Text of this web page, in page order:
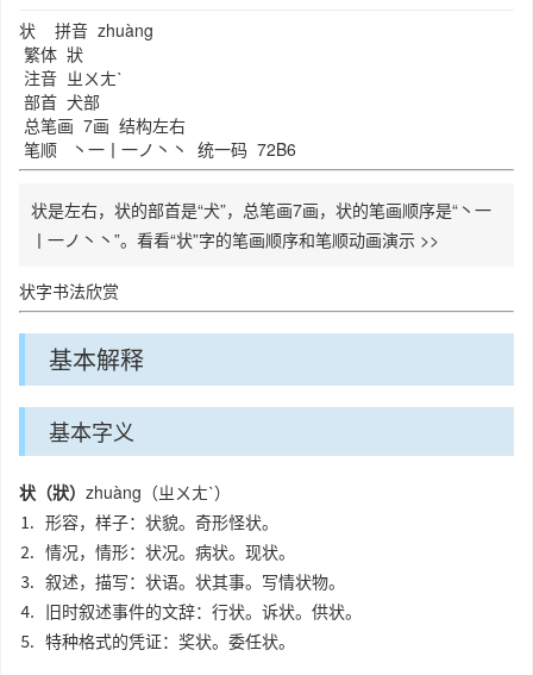
状 拼音 zhuàng
繁体 狀
注音 ㄓㄨㄤˋ
部首 犬部
总笔画 7画 结构左右
笔顺
丶 一 丨 一ノ 丶 丶 统一码 72B6
状是左右，状的部首是“犬”，总笔画7画，状的笔画顺序是“丶一
丨一ノ丶丶”。看看“状”字的笔画顺序和笔顺动画演示 >>
状字书法欣赏
基本解释
基本字义
状（狀） zhuàng（ㄓㄨㄤˋ）
⒈ 形容，样子：状貌。奇形怪状。
⒉ 情况，情形：状况。病状。现状。
⒊ 叙述，描写：状语。状其事。写情状物。
⒋ 旧时叙述事件的文辞：行状。诉状。供状。
⒌ 特种格式的凭证：奖状。委任状。